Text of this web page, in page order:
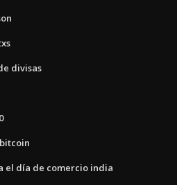
divisas
el día de comercio india